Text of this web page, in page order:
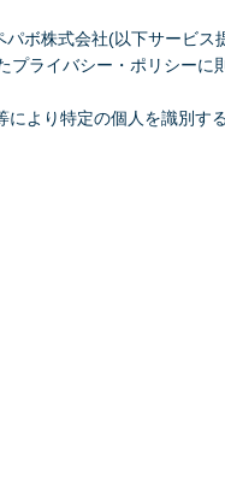
パボ株式会社(以下サービス
プライバシー・ポリシーに
より特定の個人を識別